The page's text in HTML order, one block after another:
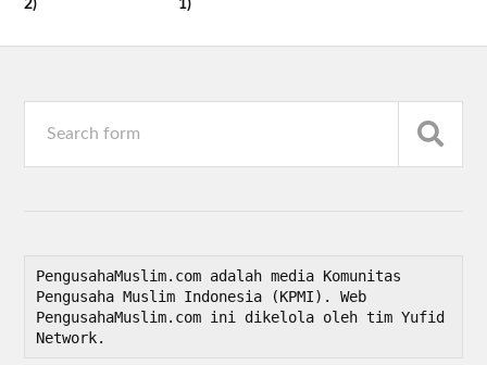
2)
1)
PengusahaMuslim.com adalah media Komunitas
Pengusaha Muslim Indonesia (KPMI). Web
PengusahaMuslim.com ini dikelola oleh tim Yufid
Network.